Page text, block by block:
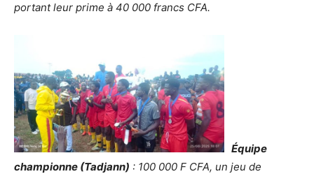
portant leur prime à 40 000 francs CFA.
Équipe
championne (Tadjann) : 100 000 F CFA, un jeu de